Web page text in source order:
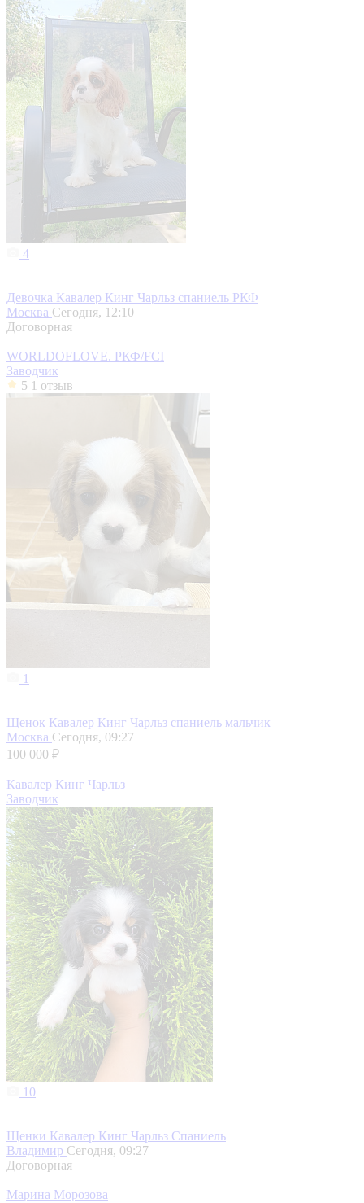
4
Девочка Кавалер Кинг Чарльз спаниель РКФ
Москва Сегодня, 12:10
Договорная
WORLDOFLOVE. РКФ/FCI
Заводчик
5 1 отзыв
1
Щенок Кавалер Кинг Чарльз спаниель мальчик
Москва Сегодня, 09:27
100 000 ₽
Кавалер Кинг Чарльз
Заводчик
10
Щенки Кавалер Кинг Чарльз Спаниель
Владимир Сегодня, 09:27
Договорная
Марина Морозова